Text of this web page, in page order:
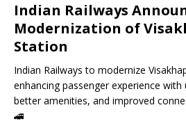
Indian Railways
Modernization of
Station
Indian Railways to modernize
enhancing passenger experience with
better amenities, and improved
🚄